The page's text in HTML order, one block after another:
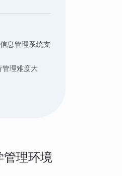
息管理系统支
管理难度大
管理环境